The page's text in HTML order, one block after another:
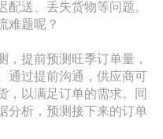
配送、丢失货物等问题。
难题呢？
，提前预测旺季订单量，
通过提前沟通，供应商可
，以满足订单的需求。同
分析，预测接下来的订单